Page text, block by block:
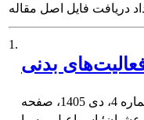
دریافت فایل اصل مقاله
1.
بدنی